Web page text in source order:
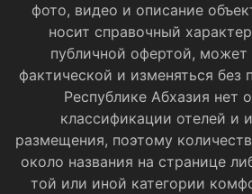
фото, видео и описание
носит справочный
публичной офертой, может
фактической и изменяться без
Республике Абхазия нет
классификации отелей и
размещения, поэтому
около названия на странице
той или иной категории